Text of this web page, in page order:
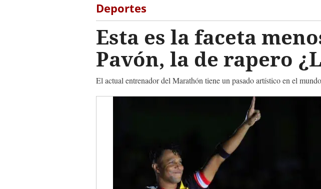
Deportes
Esta es la faceta
Pavón, la de rapero
El actual entrenador del Marathón tiene un pasado artístico en el